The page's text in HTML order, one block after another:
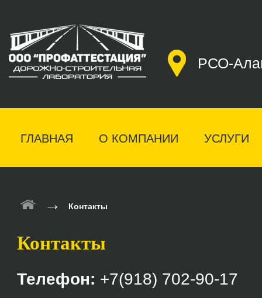
РСО-
ГЛАВНАЯ О КОМПАНИИ УСЛУГИ
→ Контакты
Контакты
Телефон: +7(918) 702-90-17